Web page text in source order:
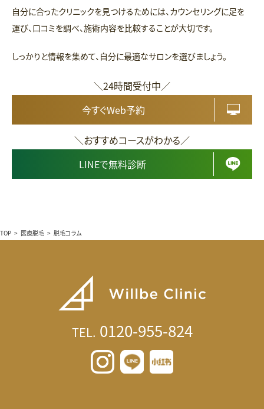
自分に合ったクリニックを見つけるためには、カウンセリングに足を
運び、口コミを調べ、施術内容を比較することが大切です。
しっかりと情報を集めて、自分に最適なサロンを選びましょう。
＼24時間受付中／
今すぐWeb予約
＼おすすめコースがわかる／
LINEで無料診断
TOP > 医療脱毛 > 脱毛コラム
TEL. 0120-955-824